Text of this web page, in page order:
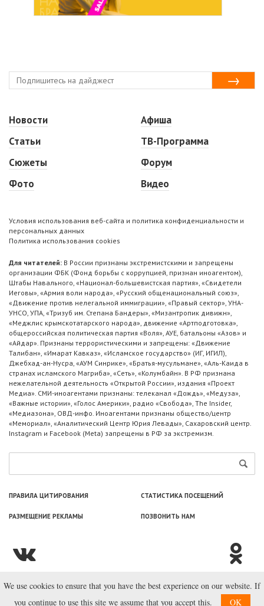
Новости
Статьи
Сюжеты
Фото
Афиша
ТВ-Программа
Форум
Видео
Условия использования веб-сайта и политика конфиденциальности и
персональных данных
Политика использования cookies
Для читателей: В России признаны экстремистскими и запрещены
организации ФБК (Фонд борьбы с коррупцией, признан иноагентом),
Штабы Навального, «Национал-большевистская партия», «Свидетели
Иеговы», «Армия воли народа», «Русский общенациональный союз»,
«Движение против нелегальной иммиграции», «Правый сектор», УНА-
УНСО, УПА, «Тризуб им. Степана Бандеры», «Мизантропик дивижн»,
«Меджлис крымскотатарского народа», движение «Артподготовка»,
общероссийская политическая партия «Воля», АУЕ, батальоны «Азов» и
«Айдар». Признаны террористическими и запрещены: «Движение
Талибан», «Имарат Кавказ», «Исламское государство» (ИГ, ИГИЛ),
Джебхад-ан-Нусра, «АУМ Синрике», «Братья-мусульмане», «Аль-Каида в
странах исламского Магриба», «Сеть», «Колумбайн». В РФ признана
нежелательной деятельность «Открытой России», издания «Проект
Медиа». СМИ-иноагентами признаны: телеканал «Дождь», «Медуза»,
«Важные истории», «Голос Америки», радио «Свобода», The Insider,
«Медиазона», ОВД-инфо. Иноагентами признаны общество/центр
«Мемориал», «Аналитический Центр Юрия Левады», Сахаровский центр.
Instagram и Facebook (Metа) запрещены в РФ за экстремизм.
ПРАВИЛА ЦИТИРОВАНИЯ СТАТИСТИКА ПОСЕЩЕНИЙ
РАЗМЕЩЕНИЕ РЕКЛАМЫ ПОЗВОНИТЬ НАМ
© ООО «Лаборатория Новоcтей», 2003—2026.
We use cookies to ensure that you have the best experience on our website. If
you continue to use this site we assume that you accept this.
OK